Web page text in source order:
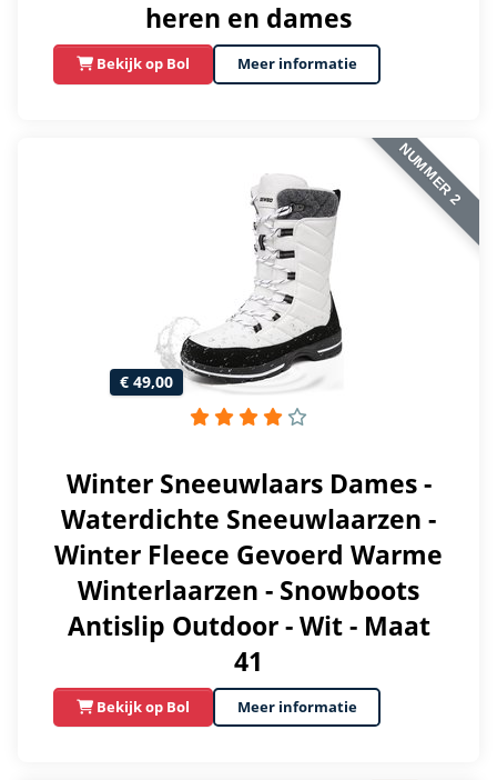
heren en dames
Bekijk op Bol Meer informatie
NUMMER 2
€ 49,00
Winter Sneeuwlaars Dames -
Waterdichte Sneeuwlaarzen -
Winter Fleece Gevoerd Warme
Winterlaarzen - Snowboots
Antislip Outdoor - Wit - Maat
41
Bekijk op Bol Meer informatie